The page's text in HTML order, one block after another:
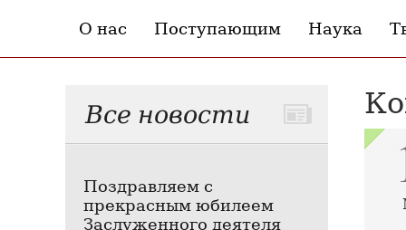
О нас Поступающим Наука
Все новости
Поздравляем с
прекрасным юбилеем
Заслуженного деятеля